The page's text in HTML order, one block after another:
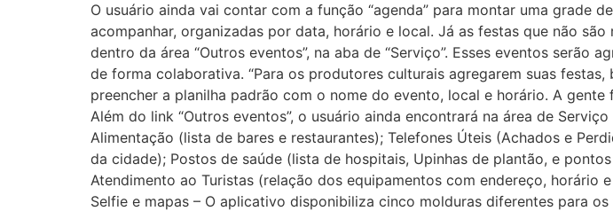
O usuário ainda vai contar com a função “agenda” para montar uma grade
acompanhar, organizadas por data, horário e local. Já as festas que não
dentro da área “Outros eventos”, na aba de “Serviço”. Esses eventos
de forma colaborativa. “Para os produtores culturais agregarem suas
preencher a planilha padrão com o nome do evento, local e horário. A gente
Além do link “Outros eventos”, o usuário ainda encontrará na área de
Alimentação (lista de bares e restaurantes); Telefones Úteis (Achados e
da cidade); Postos de saúde (lista de hospitais, Upinhas de plantão, e
Atendimento ao Turistas (relação dos equipamentos com endereço, horário
Selfie e mapas – O aplicativo disponibiliza cinco molduras diferentes para